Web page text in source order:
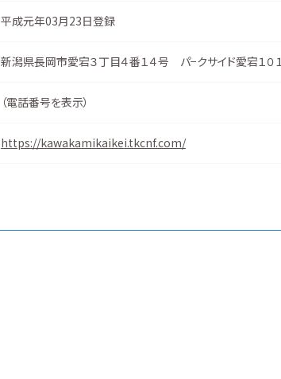
平成元年03月23日登録
新潟県長岡市愛宕３丁目４番１４号 パ−クサイド愛宕１０１
（電話番号を表示）
https://kawakamikaikei.tkcnf.com/